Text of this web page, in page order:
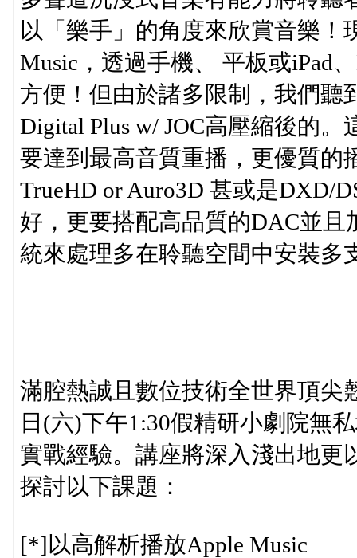
以「樂手」的角度來欣賞音樂！
Music，透過手機、 平板或iPad
方便！但由於諸多限制，我們聽
Digital Plus w/ JOC高壓縮後的
要達到最高音質重播，更優質的
TrueHD or Auro3D 甚或是DXD/
好，更要搭配高品質的DAC並
統來處理多在聆聽空間中安裝多
滿腔熱誠且數位技術全世界頂尖
日(六)下午1:30假精研小劇院無
實戰經驗。講座將深入淺出地更
探討以下課題：
[*]以高解析播放Apple Music